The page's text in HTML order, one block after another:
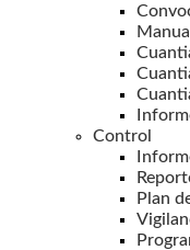
Control
Plan